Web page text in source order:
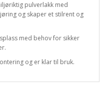
pulverlakk med
og skaper et stilrent og
med behov for sikker
og er klar til bruk.